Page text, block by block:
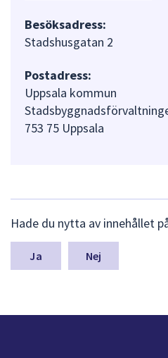
Besöksadress:
Stadshusgatan 2
Postadress:
Uppsala kommun
753 75 Uppsala
ä
m
a
n
Hade du nytta av innehållet
Nej